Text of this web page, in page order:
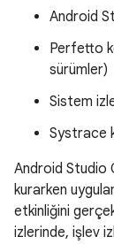
Android
Perfetto
sürümler)
Sistem
Systrace
Android Studio
kurarken
etkinliğini
izlerinde, işlev